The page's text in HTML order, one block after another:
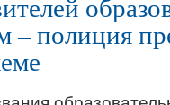
– полиция